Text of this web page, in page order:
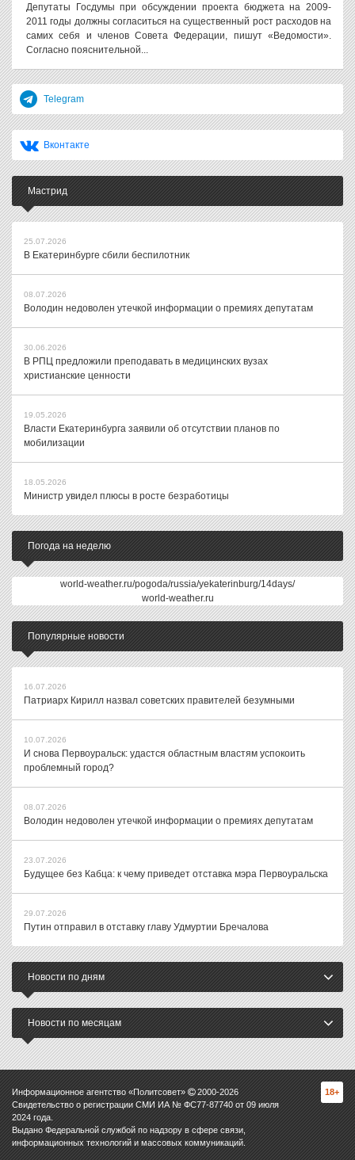
Депутаты Госдумы при обсуждении проекта бюджета на 2009-
2011 годы должны согласиться на существенный рост расходов на
самих себя и членов Совета Федерации, пишут «Ведомости».
Согласно пояснительной...
Telegram
Вконтакте
Мастрид
25.07.2026
В Екатеринбурге сбили беспилотник
08.07.2026
Володин недоволен утечкой информации о премиях депутатам
30.06.2026
В РПЦ предложили преподавать в медицинских вузах
христианские ценности
19.05.2026
Власти Екатеринбурга заявили об отсутствии планов по
мобилизации
18.05.2026
Министр увидел плюсы в росте безработицы
Погода на неделю
world-weather.ru/pogoda/russia/yekaterinburg/14days/
world-weather.ru
Популярные новости
16.07.2026
Патриарх Кирилл назвал советских правителей безумными
10.07.2026
И снова Первоуральск: удастся областным властям успокоить
проблемный город?
08.07.2026
Володин недоволен утечкой информации о премиях депутатам
23.07.2026
Будущее без Кабца: к чему приведет отставка мэра Первоуральска
29.07.2026
Путин отправил в отставку главу Удмуртии Бречалова
Новости по дням
Новости по месяцам
Информационное агентство «Политсовет» 2000-2026
Свидетельство о регистрации СМИ ИА № ФС77-87740 от 09 июля
2024 года.
Выдано Федеральной службой по надзору в сфере связи,
информационных технологий и массовых коммуникаций.
18+